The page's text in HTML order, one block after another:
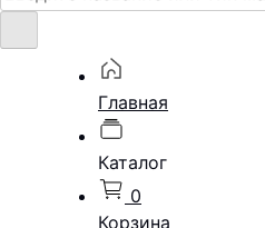
Главная
Каталог
0
Корзина